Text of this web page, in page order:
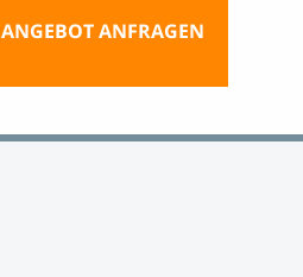
ANGEBOT ANFRAGEN